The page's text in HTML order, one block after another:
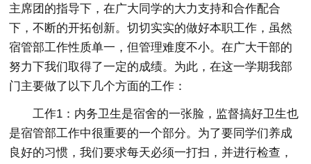
主席团的指导下，在广大同学的大力支持和合作配合
下，不断的开拓创新。切切实实的做好本职工作，虽然
宿管部工作性质单一，但管理难度不小。在广大干部的
努力下我们取得了一定的成绩。为此，在这一学期我部
门主要做了以下几个方面的工作：
工作1：内务卫生是宿舍的一张脸，监督搞好卫生也
是宿管部工作中很重要的一个部分。为了要同学们养成
良好的习惯，我们要求每天必须一打扫，并进行检查，